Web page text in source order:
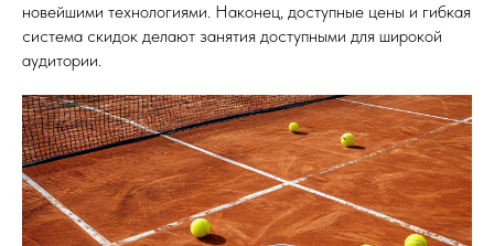
новейшими технологиями. Наконец, доступные цены и гибкая
система скидок делают занятия доступными для широкой
аудитории.